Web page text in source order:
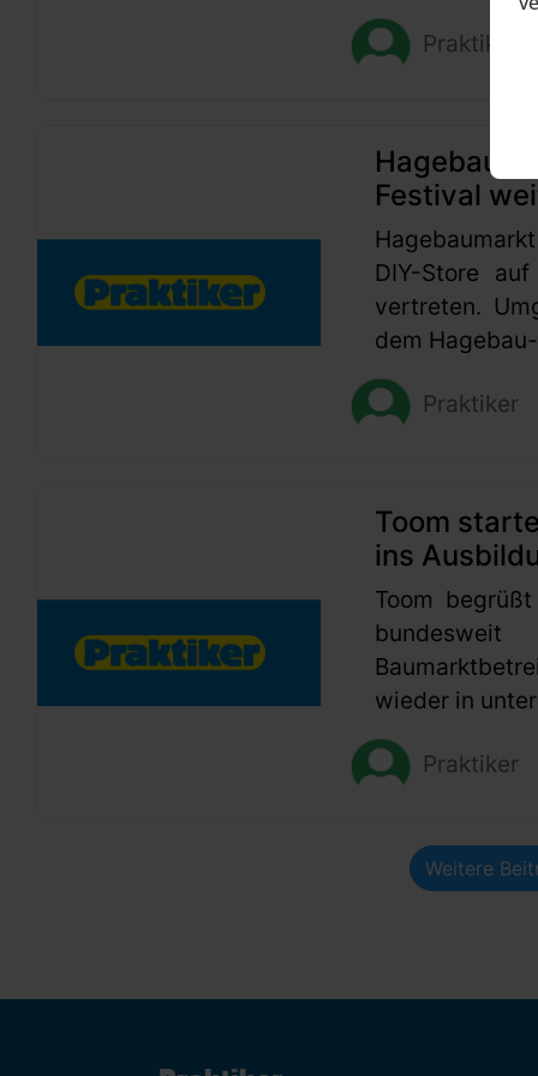
Praktiker
Festival
DIY-Store
vertreten.
dem
Praktiker
Toom
ins
Toom
wieder in
Praktiker
Weitere